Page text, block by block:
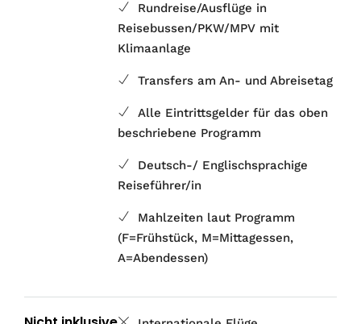
Rundreise/Ausflüge in
Reisebussen/PKW/MPV mit
Klimaanlage
Transfers am An- und Abreisetag
Alle Eintrittsgelder für das oben
beschriebene Programm
Deutsch-/ Englischsprachige
Reiseführer/in
Mahlzeiten laut Programm
(F=Frühstück, M=Mittagessen,
A=Abendessen)